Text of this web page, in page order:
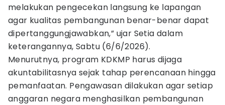
melakukan pengecekan langsung ke lapangan
agar kualitas pembangunan benar-benar dapat
dipertanggungjawabkan,” ujar Setia dalam
keterangannya, Sabtu (6/6/2026).
Menurutnya, program KDKMP harus dijaga
akuntabilitasnya sejak tahap perencanaan hingga
pemanfaatan. Pengawasan dilakukan agar setiap
anggaran negara menghasilkan pembangunan